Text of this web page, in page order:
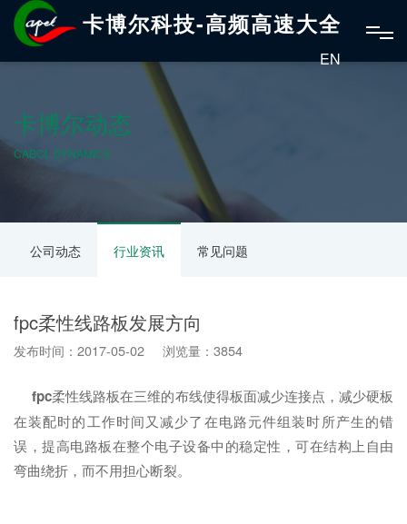
卡博尔科技-高频高速大全
EN
卡博尔动态
CABOL DYNAMICS
公司动态 行业资讯 常见问题
fpc柔性线路板发展方向
发布时间：2017-05-02 浏览量：3854
fpc柔性线路板在三维的布线使得板面减少连接点，减少硬板
在装配时的工作时间又减少了在电路元件组装时所产生的错
误，提高电路板在整个电子设备中的稳定性，可在结构上自由
弯曲绕折，而不用担心断裂。